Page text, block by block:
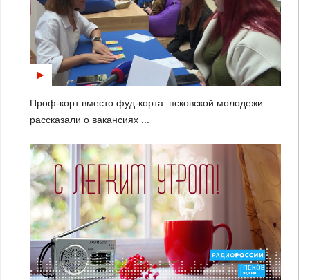
Проф-корт вместо фуд-корта: псковской молодежи
рассказали о вакансиях ...